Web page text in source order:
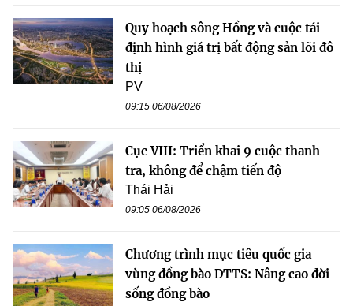
Quy hoạch sông Hồng và cuộc tái
định hình giá trị bất động sản lõi đô
thị
PV
09:15 06/08/2026
Cục VIII: Triển khai 9 cuộc thanh
tra, không để chậm tiến độ
Thái Hải
09:05 06/08/2026
Chương trình mục tiêu quốc gia
vùng đồng bào DTTS: Nâng cao đời
sống đồng bào